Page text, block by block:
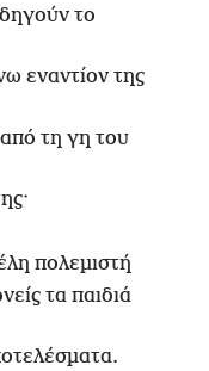
το
εναντίον της
τη γη του
πολεμιστή
τα παιδιά